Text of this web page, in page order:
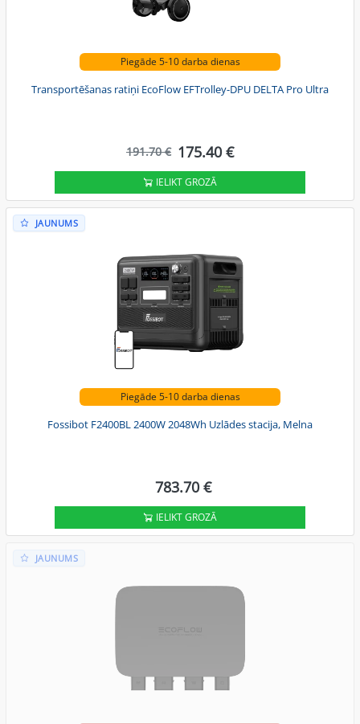
Piegāde 5-10 darba dienas
Transportēšanas ratiņi EcoFlow EFTrolley-DPU DELTA Pro Ultra
191.70 € 175.40 €
IELIKT GROZĀ
JAUNUMS
Piegāde 5-10 darba dienas
Fossibot F2400BL 2400W 2048Wh Uzlādes stacija, Melna
783.70 €
IELIKT GROZĀ
JAUNUMS